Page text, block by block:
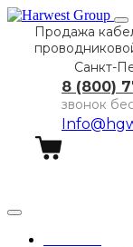
Продажа
Санкт-
8 (800)
звонок